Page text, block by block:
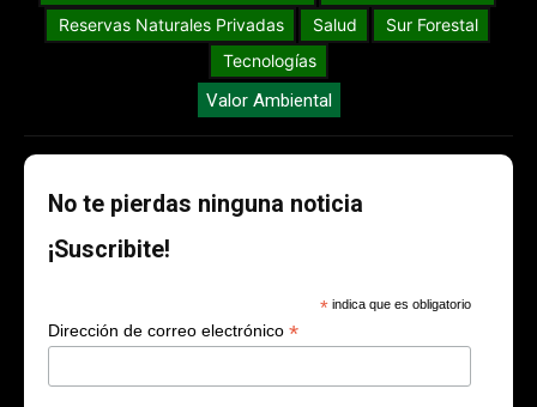
Reservas Naturales Privadas
Salud
Sur Forestal
Tecnologías
Valor Ambiental
No te pierdas ninguna noticia
¡Suscribite!
* indica que es obligatorio
Dirección de correo electrónico *